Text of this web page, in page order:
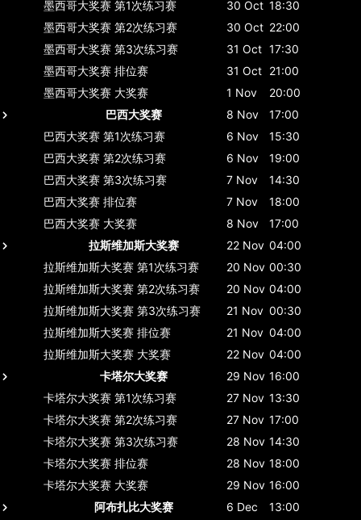
墨西哥大奖赛 第1次练习赛 30 Oct 18:30
墨西哥大奖赛 第2次练习赛 30 Oct 22:00
墨西哥大奖赛 第3次练习赛 31 Oct 17:30
墨西哥大奖赛 排位赛 31 Oct 21:00
墨西哥大奖赛 大奖赛 1 Nov
20:00
巴西大奖赛
8 Nov
17:00
巴西大奖赛 第1次练习赛 6 Nov
15:30
巴西大奖赛 第2次练习赛 6 Nov
19:00
巴西大奖赛 第3次练习赛 7 Nov
14:30
巴西大奖赛 排位赛 7 Nov
18:00
巴西大奖赛 大奖赛 8 Nov
17:00
拉斯维加斯大奖赛
22 Nov 04:00
拉斯维加斯大奖赛 第1次练习赛 20 Nov 00:30
拉斯维加斯大奖赛 第2次练习赛 20 Nov 04:00
拉斯维加斯大奖赛 第3次练习赛 21 Nov 00:30
拉斯维加斯大奖赛 排位赛 21 Nov 04:00
拉斯维加斯大奖赛 大奖赛 22 Nov 04:00
卡塔尔大奖赛
29 Nov 16:00
卡塔尔大奖赛 第1次练习赛 27 Nov 13:30
卡塔尔大奖赛 第2次练习赛 27 Nov 17:00
卡塔尔大奖赛 第3次练习赛 28 Nov 14:30
卡塔尔大奖赛 排位赛 28 Nov 18:00
卡塔尔大奖赛 大奖赛 29 Nov 16:00
阿布扎比大奖赛
6 Dec
13:00